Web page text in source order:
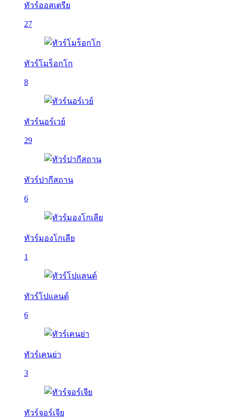
ทัวร์ออสเตรีย
27
ทัวร์โมร็อกโก
8
ทัวร์นอร์เวย์
29
ทัวร์ปากีสถาน
6
ทัวร์มองโกเลีย
1
ทัวร์โปแลนด์
6
ทัวร์เคนย่า
3
ทัวร์จอร์เจีย